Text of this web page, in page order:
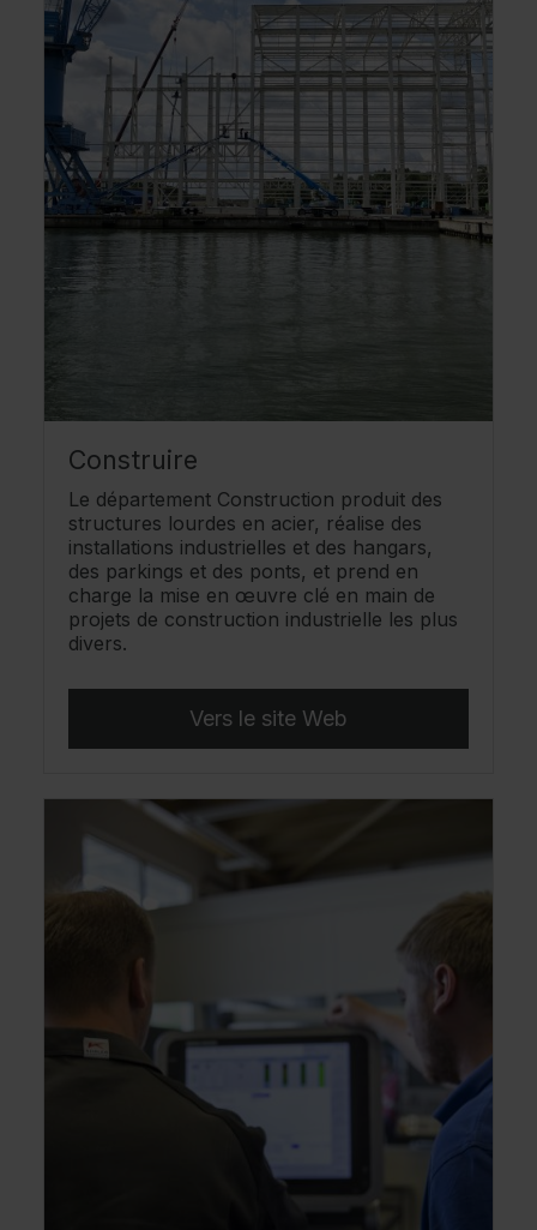
Construire
Le département Construction produit des
structures lourdes en acier, réalise des
installations industrielles et des hangars,
des parkings et des ponts, et prend en
charge la mise en œuvre clé en main de
projets de construction industrielle les plus
divers.
Vers le site Web